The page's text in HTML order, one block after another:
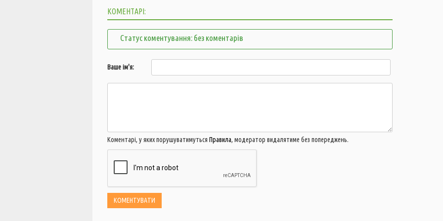
КОМЕНТАРІ:
Статус коментування: без коментарів
Ваше ім'я:
Коментарі, у яких порушуватимуться Правила, модератор видалятиме без попереджень.